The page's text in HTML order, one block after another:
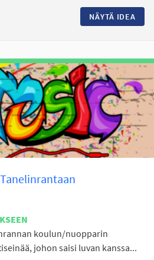
NÄYTÄ IDEA
koulun/nuopparin
johon saisi luvan kanssa...